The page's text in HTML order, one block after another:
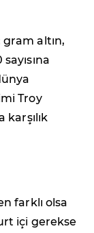
altın,
Troy
karşılık
farklı olsa
içi gerekse